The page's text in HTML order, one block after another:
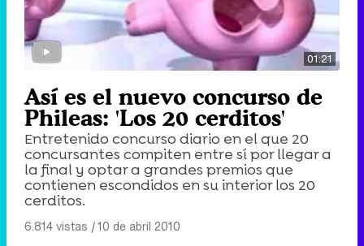
01:21
Así es el nuevo concurso de
Phileas: 'Los 20 cerditos'
Entretenido concurso diario en el que 20
concursantes compiten entre sí por llegar a
la final y optar a grandes premios que
contienen escondidos en su interior los 20
cerditos.
6.814 vistas |10 de abril 2010